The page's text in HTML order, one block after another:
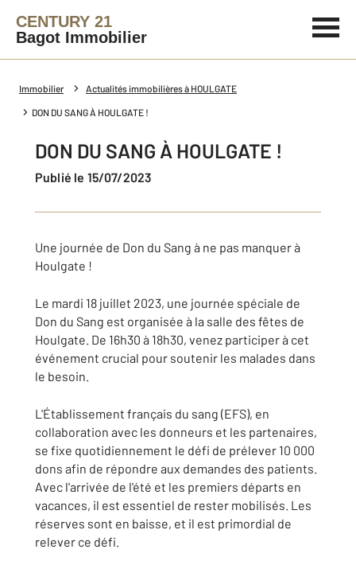
CENTURY 21
Bagot Immobilier
Immobilier Actualités immobilières à HOULGATE
DON DU SANG À HOULGATE !
DON DU SANG À HOULGATE !
Publié le 15/07/2023
Une journée de Don du Sang à ne pas manquer à
Houlgate !
Le mardi 18 juillet 2023, une journée spéciale de
Don du Sang est organisée à la salle des fêtes de
Houlgate. De 16h30 à 18h30, venez participer à cet
événement crucial pour soutenir les malades dans
le besoin.
L'Établissement français du sang (EFS), en
collaboration avec les donneurs et les partenaires,
se fixe quotidiennement le défi de prélever 10 000
dons afin de répondre aux demandes des patients.
Avec l'arrivée de l'été et les premiers départs en
vacances, il est essentiel de rester mobilisés. Les
réserves sont en baisse, et il est primordial de
relever ce défi.